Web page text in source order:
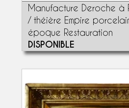
Manufacture Deroche à
/ théière Empire
époque Restauration
DISPONIBLE